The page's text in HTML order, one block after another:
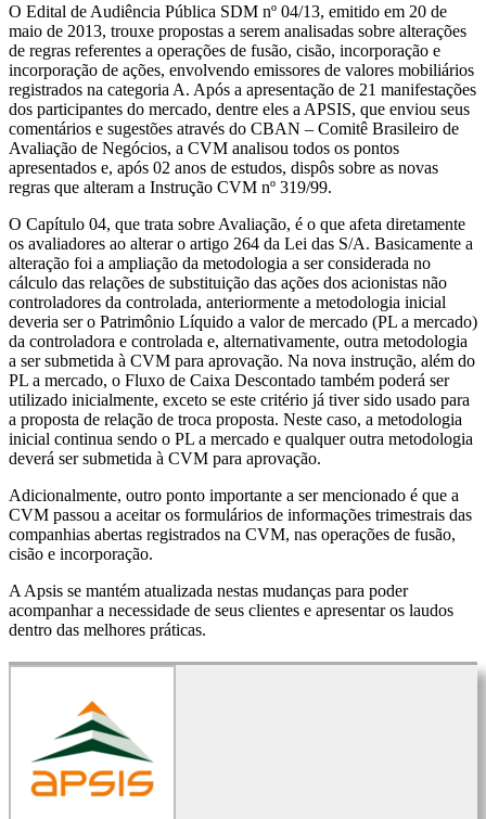
O Edital de Audiência Pública SDM nº 04/13, emitido em 20 de
maio de 2013, trouxe propostas a serem analisadas sobre alterações
de regras referentes a operações de fusão, cisão, incorporação e
incorporação de ações, envolvendo emissores de valores mobiliários
registrados na categoria A. Após a apresentação de 21 manifestações
dos participantes do mercado, dentre eles a APSIS, que enviou seus
comentários e sugestões através do CBAN – Comitê Brasileiro de
Avaliação de Negócios, a CVM analisou todos os pontos
apresentados e, após 02 anos de estudos, dispôs sobre as novas
regras que alteram a Instrução CVM nº 319/99.
O Capítulo 04, que trata sobre Avaliação, é o que afeta diretamente
os avaliadores ao alterar o artigo 264 da Lei das S/A. Basicamente a
alteração foi a ampliação da metodologia a ser considerada no
cálculo das relações de substituição das ações dos acionistas não
controladores da controlada, anteriormente a metodologia inicial
deveria ser o Patrimônio Líquido a valor de mercado (PL a mercado)
da controladora e controlada e, alternativamente, outra metodologia
a ser submetida à CVM para aprovação. Na nova instrução, além do
PL a mercado, o Fluxo de Caixa Descontado também poderá ser
utilizado inicialmente, exceto se este critério já tiver sido usado para
a proposta de relação de troca proposta. Neste caso, a metodologia
inicial continua sendo o PL a mercado e qualquer outra metodologia
deverá ser submetida à CVM para aprovação.
Adicionalmente, outro ponto importante a ser mencionado é que a
CVM passou a aceitar os formulários de informações trimestrais das
companhias abertas registrados na CVM, nas operações de fusão,
cisão e incorporação.
A Apsis se mantém atualizada nestas mudanças para poder
acompanhar a necessidade de seus clientes e apresentar os laudos
dentro das melhores práticas.